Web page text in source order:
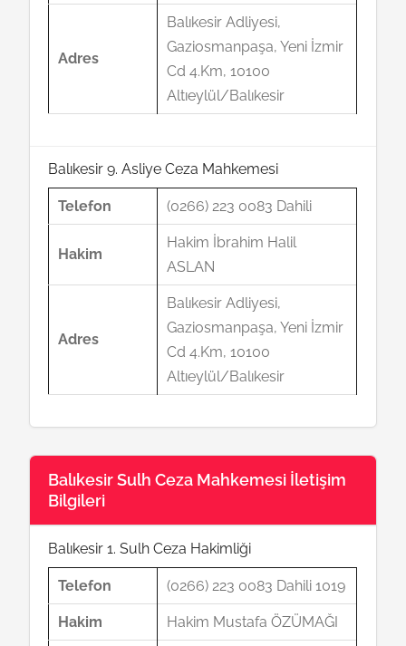
Adres
Balıkesir Adliyesi,
Gaziosmanpaşa, Yeni İzmir
Cd 4.Km, 10100
Altıeylül/Balıkesir
Balıkesir 9. Asliye Ceza Mahkemesi
Telefon (0266) 223 0083 Dahili
Hakim
Hakim İbrahim Halil
ASLAN
Adres
Balıkesir Adliyesi,
Gaziosmanpaşa, Yeni İzmir
Cd 4.Km, 10100
Altıeylül/Balıkesir
Balıkesir Sulh Ceza Mahkemesi İletişim
Bilgileri
Balıkesir 1. Sulh Ceza Hakimliği
Telefon (0266) 223 0083 Dahili 1019
Hakim Hakim Mustafa ÖZÜMAĞI